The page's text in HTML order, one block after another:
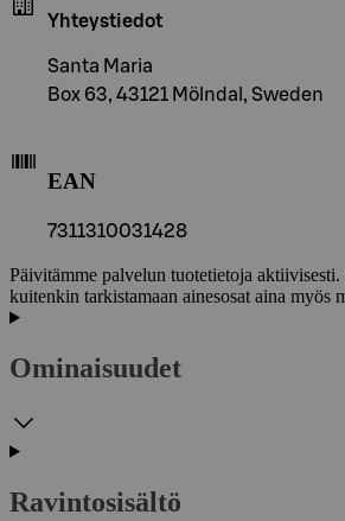
Yhteystiedot
Santa Maria
Box 63, 43121 Mölndal, Sweden
EAN
7311310031428
Päivitämme palvelun tuotetietoja aktiivisesti.
kuitenkin tarkistamaan ainesosat aina myös
Ominaisuudet
Ravintosisältö